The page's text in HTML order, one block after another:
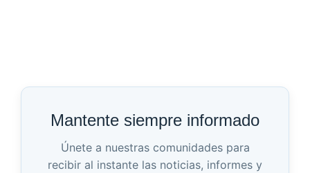
Mantente siempre informado
Únete a nuestras comunidades para
recibir al instante las noticias, informes y